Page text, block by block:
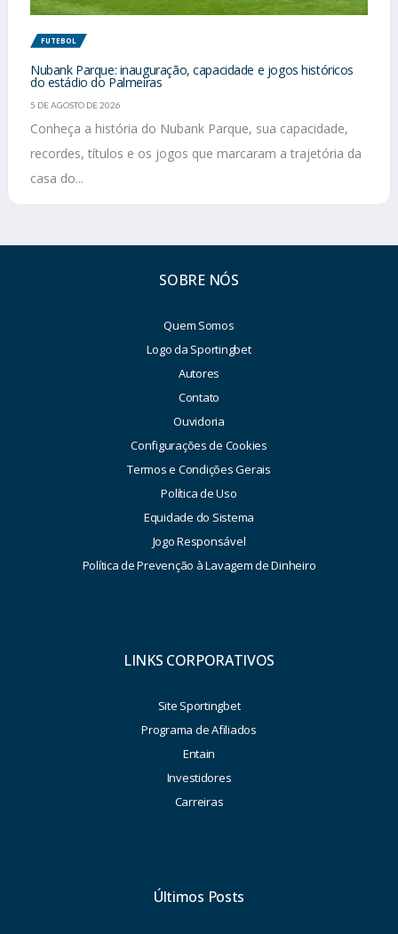
FUTEBOL
Nubank Parque: inauguração, capacidade e jogos históricos
do estádio do Palmeiras
5 DE AGOSTO DE 2026
Conheça a história do Nubank Parque, sua capacidade,
recordes, títulos e os jogos que marcaram a trajetória da
casa do...
SOBRE NÓS
Quem Somos
Logo da Sportingbet
Autores
Contato
Ouvidoria
Configurações de Cookies
Termos e Condições Gerais
Política de Uso
Equidade do Sistema
Jogo Responsável
Política de Prevenção à Lavagem de Dinheiro
LINKS CORPORATIVOS
Site Sportingbet
Programa de Afiliados
Entain
Investidores
Carreiras
Últimos Posts